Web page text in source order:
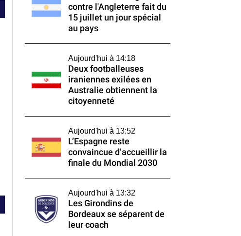
contre l'Angleterre fait du
15 juillet un jour spécial
au pays
Aujourd'hui à 14:18
Deux footballeuses
iraniennes exilées en
Australie obtiennent la
citoyenneté
Aujourd'hui à 13:52
L’Espagne reste
convaincue d’accueillir la
finale du Mondial 2030
Aujourd'hui à 13:32
Les Girondins de
Bordeaux se séparent de
leur coach